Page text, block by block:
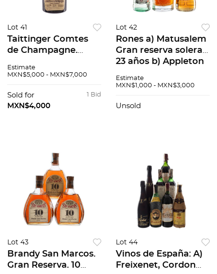
Lot 41
Taittinger Comtes
de Champagne.
Vintage: 1982.
95 / 100.
Estimate
MXN$5,000 - MXN$7,000
1 Bid
Sold for
MXN$4,000
Lot 42
Rones a) Matusalem
Gran reserva solera
23 años b) Appleton
Special c) Ron
Total de piezas: 3
Estimate
MXN$1,000 - MXN$3,000
Unsold
Lot 43
Brandy San Marcos.
Gran Reserva. 10
Lot 44
Vinos de España: A)
Freixenet, Cordon